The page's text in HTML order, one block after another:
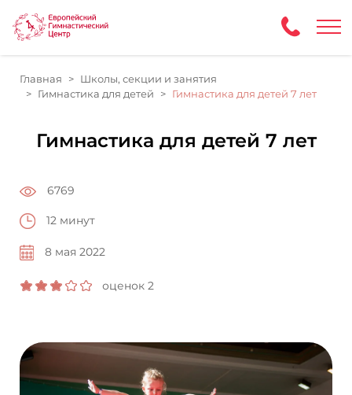
Главная
Школы, секции и занятия
Гимнастика для детей
Гимнастика для детей 7 лет
Гимнастика для детей 7 лет
6769
12 минут
8 мая 2022
оценок 2